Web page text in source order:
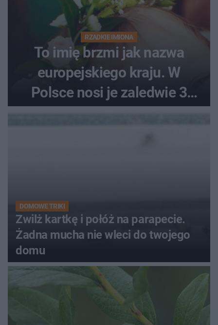
RZADKIE IMIONA
To imię brzmi jak nazwa
europejskiego kraju. W
Polsce nosi je zaledwie 3
kobiety
DOMOWE TRIKI
Zwilż kartkę i połóż na parapecie.
Żadna mucha nie wleci do twojego
domu